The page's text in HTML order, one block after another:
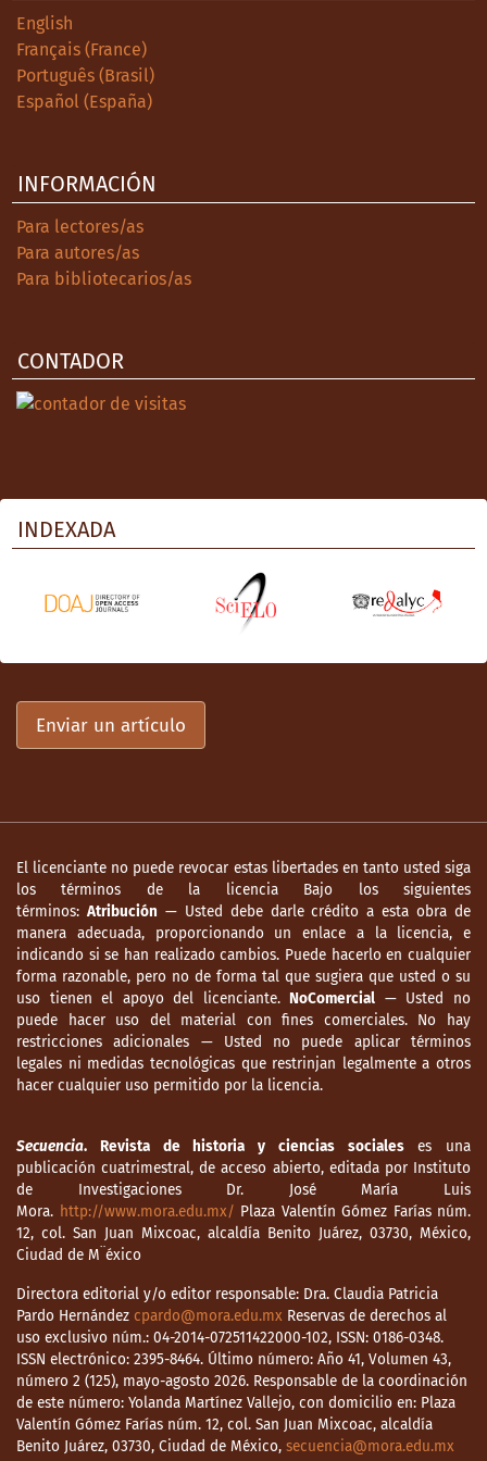
Mexiquense/UAM-Xochimilco.
Lewis, T. (1997). Divided Highways. Buiding
the Interestate Highways, Transfroming
American Life. Estados Unidos: Viking Press.
historia de IKA, primera planta automotriz
integrada de Sudamérica. Carapachay:
Lenguaje Claro Editora.
Moulton, H. (1933). The American
Payró, M. (1999). Altas noticias. Septiembre
1.
German army in World War II, 1939-1945.
Rose, M. (1979). Interestate. Express highway
Regent Press.
Samstad, J. (1996). Sindicalismo y la
reestructuración productiva. (Documento
Sánchez, G. A. (1997). La banda del
revolución, el cine y el teatro. México:
Sansores & Aljure Editores.
Secretaría de Economía Nacional, Dirección
General de Estadística (1940). Tercer censo
industrial de los Estados Unidos Mexicanos.
México: Secretaría de Economía Nacional.
Sousa, M. (1946). Sentido nacional y social
de las obras públicas. En Seis años de
Secretaría de Gobernación/Talleres Gráficos
de la Nación.
Valencia, A. (2015). El descarrilamiento de
un sueño. Historia de los Ferrocarriles
Centro de Estudios Históricos-El Colegio de
México.
Vera, A. (1943). La pesadilla ferrocarrilera.
Guadalajara: Cía. Linotipográfica
Guadalajara.
English
Français (France)
Português (Brasil)
Español (España)
INFORMACIÓN
Para lectores/as
Para autores/as
Para bibliotecarios/as
CONTADOR
INDEXADA
Enviar un artículo
El licenciante no puede revocar estas libertades en tanto usted siga
los términos de la licencia Bajo los siguientes
términos: Atribución — Usted debe darle crédito a esta obra de
manera adecuada, proporcionando un enlace a la licencia, e
indicando si se han realizado cambios. Puede hacerlo en cualquier
forma razonable, pero no de forma tal que sugiera que usted o su
uso tienen el apoyo del licenciante.NoComercial — Usted no
puede hacer uso del material con fines comerciales. No hay
restricciones adicionales — Usted no puede aplicar términos
legales ni medidas tecnológicas que restrinjan legalmente a otros
hacer cualquier uso permitido por la licencia.
Secuencia. Revista de historia y ciencias socialeses una
publicación cuatrimestral, de acceso abierto, editada por Instituto
de Investigaciones Dr. José María Luis
Mora. http://www.mora.edu.mx/ Plaza Valentín Gómez Farías núm.
12, col. San Juan Mixcoac, alcaldía Benito Juárez, 03730, México,
Ciudad de M¨éxico
Directora editorial y/o editor responsable: Dra. Claudia Patricia
Pardo Hernández cpardo@mora.edu.mx Reservas de derechos al
uso exclusivo núm.: 04-2014-072511422000-102, ISSN: 0186-0348.
ISSN electrónico: 2395-8464. Último número: Año 41, Volumen 43,
número 2 (125), mayo-agosto 2026. Responsable de la coordinación
de este número: Yolanda Martínez Vallejo, con domicilio en: Plaza
Valentín Gómez Farías núm. 12, col. San Juan Mixcoac, alcaldía
Benito Juárez, 03730, Ciudad de México, secuencia@mora.edu.mx